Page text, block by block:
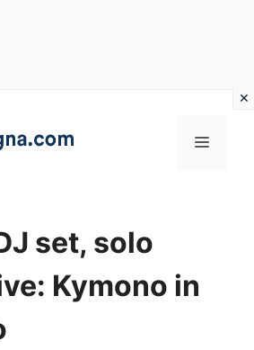
MENU
set, solo
Kymono in